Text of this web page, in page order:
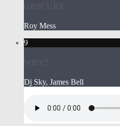
OBSCURE
Roy Mess
9
WHY?
Dj Sky, James Bell